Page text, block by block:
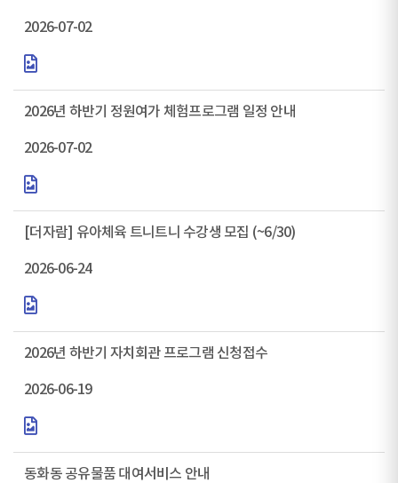
2026-07-02
2026년 하반기 정원여가 체험프로그램 일정 안내
2026-07-02
[더자람] 유아체육 트니트니 수강생 모집 (~6/30)
2026-06-24
2026년 하반기 자치회관 프로그램 신청접수
2026-06-19
동화동 공유물품 대여서비스 안내